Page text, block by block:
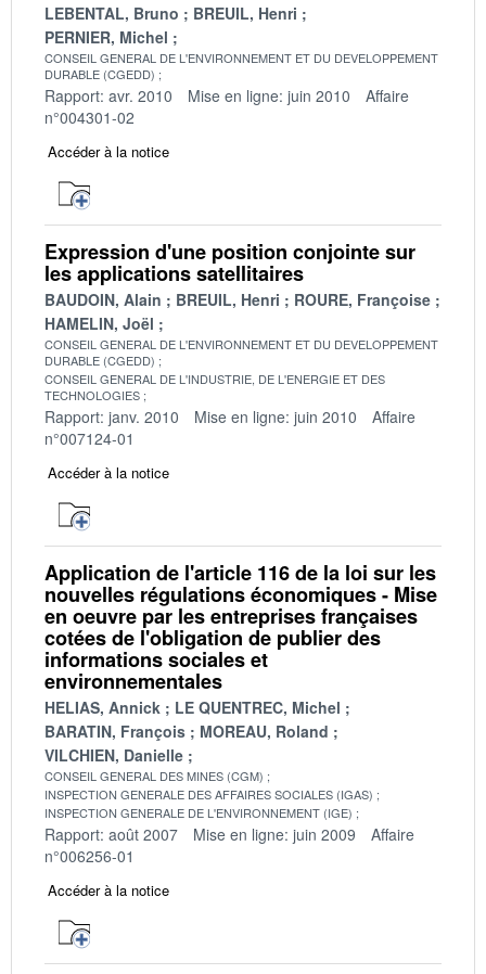
LEBENTAL, Bruno
BREUIL, Henri
PERNIER, Michel
CONSEIL GENERAL DE L'ENVIRONNEMENT ET DU DEVELOPPEMENT
DURABLE (CGEDD)
Rapport: avr. 2010 Mise en ligne: juin 2010
Affaire
n°004301-02
Accéder à la notice
Expression d'une position conjointe sur
les applications satellitaires
BAUDOIN, Alain BREUIL, Henri
ROURE, Françoise
HAMELIN, Joël
CONSEIL GENERAL DE L'ENVIRONNEMENT ET DU DEVELOPPEMENT
DURABLE (CGEDD)
CONSEIL GENERAL DE L'INDUSTRIE, DE L'ENERGIE ET DES
TECHNOLOGIES
Rapport: janv. 2010 Mise en ligne: juin 2010
Affaire
n°007124-01
Accéder à la notice
Application de l'article 116 de la loi sur les
nouvelles régulations économiques - Mise
en oeuvre par les entreprises françaises
cotées de l'obligation de publier des
informations sociales et
environnementales
HELIAS, Annick
LE QUENTREC, Michel
BARATIN, François
MOREAU, Roland
VILCHIEN, Danielle
CONSEIL GENERAL DES MINES (CGM)
INSPECTION GENERALE DES AFFAIRES SOCIALES (IGAS)
INSPECTION GENERALE DE L'ENVIRONNEMENT (IGE)
Rapport: août 2007 Mise en ligne: juin 2009
Affaire
n°006256-01
Accéder à la notice